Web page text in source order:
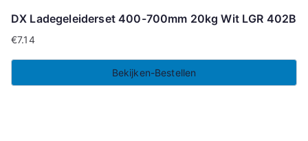
DX Ladegeleiderset 400-700mm 20kg Wit LGR 402B
€7.14
Bekijken-Bestellen